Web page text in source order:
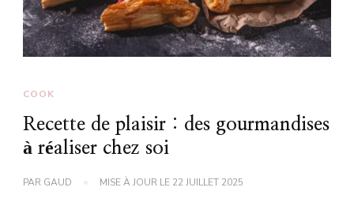
COOK
Recette de plaisir : des gourmandises
à réaliser chez soi
PAR GAUD MISE À JOUR LE 22 JUILLET 2025